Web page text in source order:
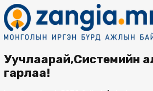
Уучлаарай,Системийн
гарлаа!